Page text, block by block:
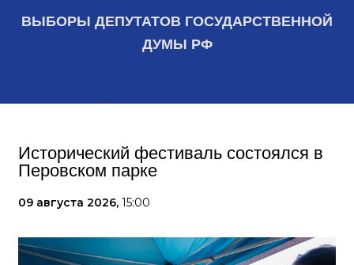
ВЫБОРЫ ДЕПУТАТОВ ГОСУДАРСТВЕННОЙ
ДУМЫ РФ
Исторический фестиваль состоялся в
Перовском парке
09 августа 2026, 15:00